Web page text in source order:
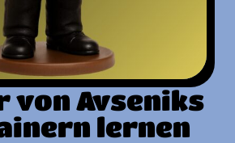
von Avseniks
lernen